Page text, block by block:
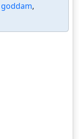
goddam,